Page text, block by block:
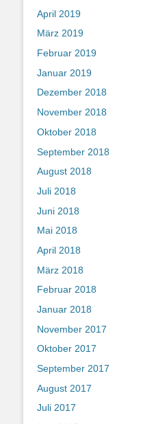
April 2019
März 2019
Februar 2019
Januar 2019
Dezember 2018
November 2018
Oktober 2018
September 2018
August 2018
Juli 2018
Juni 2018
Mai 2018
April 2018
März 2018
Februar 2018
Januar 2018
November 2017
Oktober 2017
September 2017
August 2017
Juli 2017